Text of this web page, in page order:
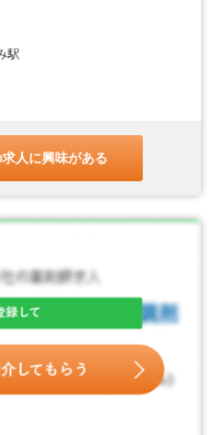
駅
求人に興味がある